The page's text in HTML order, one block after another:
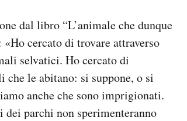
dal libro “L’animale che dunque
cercato di trovare attraverso
selvatici. Ho cercato di
le abitano: si suppone, o si
anche che sono imprigionati.
parchi non sperimenteranno